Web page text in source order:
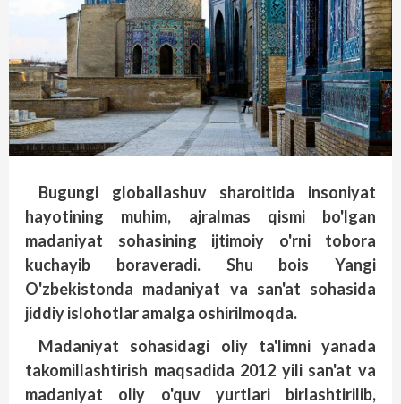
Bugungi globallashuv sharoitida insoniyat
hayotining muhim, ajralmas qismi bo'lgan
madaniyat sohasining ijtimoiy o'rni tobora
kuchayib boraveradi. Shu bois Yangi
O'zbekistonda madaniyat va san'at sohasida
jiddiy islohotlar amalga oshirilmoqda.
Madaniyat sohasidagi oliy ta'limni yanada
takomillashtirish maqsadida 2012 yili san'at va
madaniyat oliy o'quv yurtlari birlashtirilib,